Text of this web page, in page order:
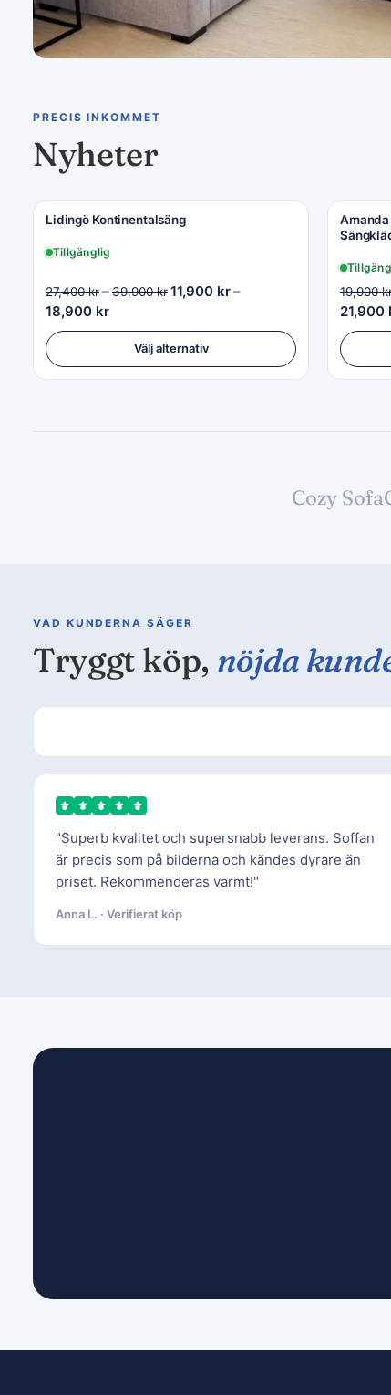
PRECIS INKOMMET
Nyheter
Lidingö Kontinentalsäng
Tillgänglig
27,400kr–39,900kr11,900 kr–
18,900 kr
Välj alternativ
19,900
21,900
Cozy Sofa
VAD KUNDERNA SÄGER
Tryggt köp, nöjda
"Superb kvalitet och supersnabb leverans. Soffan
är precis som på bilderna och kändes dyrare än
priset. Rekommenderas varmt!"
Anna L. · Verifierat köp